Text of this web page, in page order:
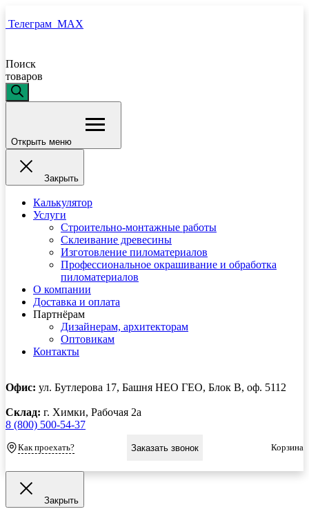
Телеграм MAX
Поиск
товаров
Открыть меню
Закрыть
Калькулятор
Услуги
Строительно-монтажные работы
Склеивание древесины
Изготовление пиломатериалов
Профессиональное окрашивание и обработка
пиломатериалов
О компании
Доставка и оплата
Партнёрам
Дизайнерам, архитекторам
Оптовикам
Контакты
Офис: ул. Бутлерова 17, Башня НЕО ГЕО, Блок В, оф. 5112
Склад: г. Химки, Рабочая 2а
8 (800) 500-54-37
Как проехать? Заказать звонок Корзина
Закрыть